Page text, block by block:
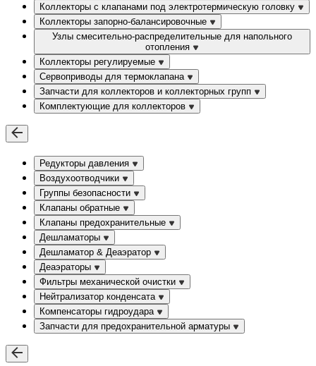
Коллекторы с клапанами под электротермическую головку
Коллекторы запорно-балансировочные
Узлы смесительно-распределительные для напольного
отопления
Коллекторы регулируемые
Сервоприводы для термоклапана
Запчасти для коллекторов и коллекторных групп
Комплектующие для коллекторов
Редукторы давления
Воздухоотводчики
Группы безопасности
Клапаны обратные
Клапаны предохранительные
Дешламаторы
Дешламатор & Деаэратор
Деаэраторы
Фильтры механической очистки
Нейтрализатор конденсата
Компенсаторы гидроудара
Запчасти для предохранительной арматуры